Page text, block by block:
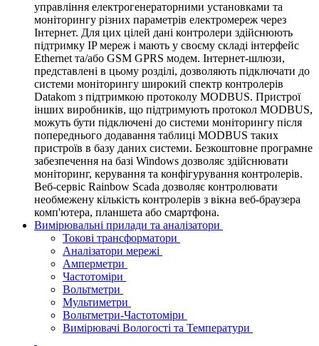
управління електрогенераторними установками та
моніторингу різних параметрів електромереж через
Інтернет. Для цих цілей дані контролери здійснюють
підтримку IP мереж і мають у своєму складі інтерфейс
Ethernet та/або GSM GPRS модем. Інтернет-шлюзи,
представлені в цьому розділі, дозволяють підключати до
системи моніторингу широкий спектр контролерів
Datakom з підтримкою протоколу MODBUS. Пристрої
інших виробників, що підтримують протокол MODBUS,
можуть бути підключені до системи моніторингу після
попереднього додавання таблиці MODBUS таких
пристроїв в базу даних системи. Безкоштовне програмне
забезпечення на базі Windows дозволяє здійснювати
моніторинг, керування та конфігурування контролерів.
Веб-сервіс Rainbow Scada дозволяє контролювати
необмежену кількість контролерів з вікна веб-браузера
комп'ютера, планшета або смартфона.
Вимірювальні прилади та аналізатори
Токові трансформатори
Аналізатори мережі
Амперметри
Частотоміри
Вольтметри
Мультиметри
Вольтметри-Частотоміри
Вимірювачі Вологості та Температури